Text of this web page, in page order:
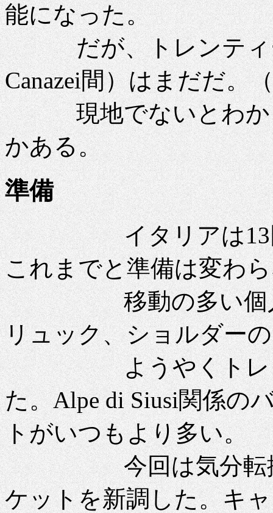
能になった。
だが、トレンティー
Canazei間）はまだだ。
現地でないとわから
かある。
準備
イタリアは13回目
これまでと準備は変わ
移動の多い個人旅
リュック、ショルダー
ようやくトレンテ
た。Alpe di Siusi関係の
トがいつもより多い。
今回は気分転換も
ケットを新調した。キ